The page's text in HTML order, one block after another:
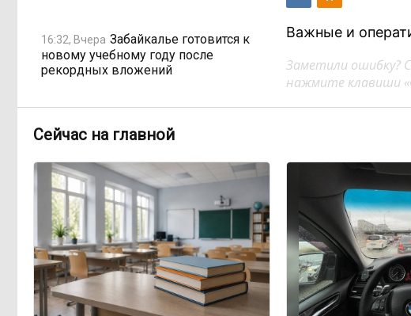
16:32, Вчера Забайкалье готовится к
новому учебному году после
рекордных вложений
превратили отлов бездомных
на 20 миллионов рублей
14:01, Вчера В Забайкалье продлили
запрет купания на Арахлее и Кеноне
13:15, Вчера Вода за 68 миллионов:
ТГК-14 заплатит государству за
пользование Кеноном и Ингодой
Важные и
Заметили ошибку?
нажмите клавиши
Сейчас на главной